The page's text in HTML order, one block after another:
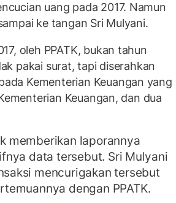
uang pada 2017. Namun
ke tangan Sri Mulyani.
oleh PPATK, bukan tahun
pakai surat, tapi diserahkan
Kementerian Keuangan yang
Keuangan, dan dua
memberikan laporannya
data tersebut. Sri Mulyani
mencurigakan tersebut
dengan PPATK.